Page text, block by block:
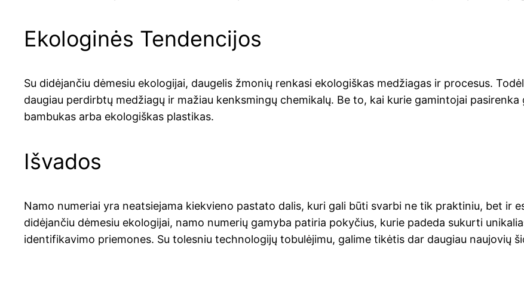
Ekologinės Tendencijos
Su didėjančiu dėmesiu ekologijai, daugelis žmonių renkasi ekologiškas medžiagas ir procesus.
daugiau perdirbtų medžiagų ir mažiau kenksmingų chemikalų. Be to, kai kurie gamintojai
bambukas arba ekologiškas plastikas.
Išvados
Namo numeriai yra neatsiejama kiekvieno pastato dalis, kuri gali būti svarbi ne tik praktiniu, bet ir
didėjančiu dėmesiu ekologijai, namo numerių gamyba patiria pokyčius, kurie padeda sukurti
identifikavimo priemones. Su tolesniu technologijų tobulėjimu, galime tikėtis dar daugiau naujovių